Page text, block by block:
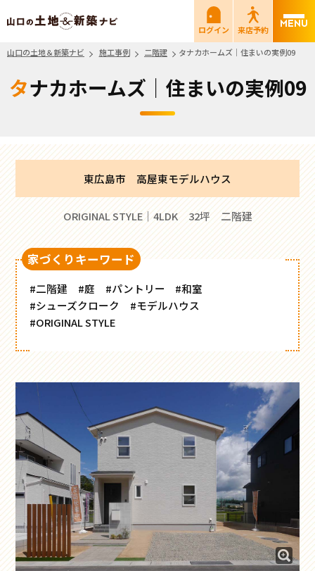
山口の土地＆新築ナビ
ログイン
来店予約
山口の土地＆新築ナビ
施工事例 二階建 タナカホームズ｜住まいの実例09
タナカホームズ｜住まいの実例09
東広島市 高屋東モデルハウス
ORIGINAL STYLE｜4LDK 32坪 二階建
家づくりキーワード
#二階建 #庭 #パントリー
#和室
#シューズクローク
#モデルハウス
#ORIGINAL STYLE